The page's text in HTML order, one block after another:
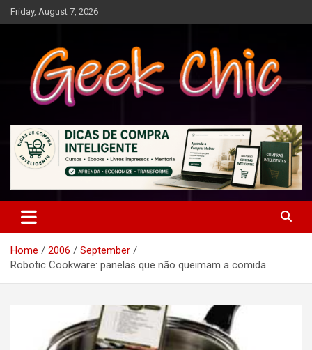
Skip
to
Friday, August 7, 2026
Geek Chic
Home 2006
September
Robotic Cookware: panelas que não queimam a comida